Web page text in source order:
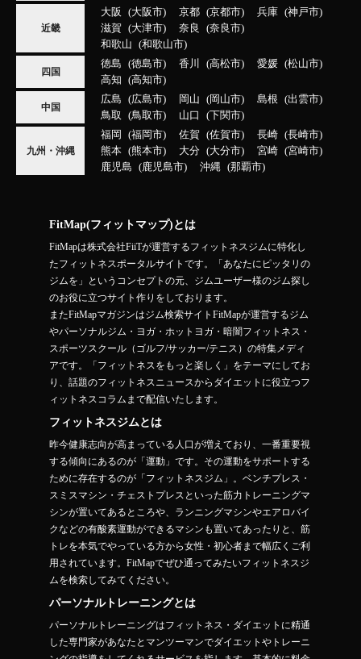
近畿
大阪 大阪市 京都 京都市 兵庫
神戸市
滋賀
大津市 奈良
奈良市
和歌山
和歌山市
四国
徳島 徳島市 香川 高松市 愛媛
松山市
高知
高知市
中国
広島 広島市 岡山 岡山市 島根
出雲市
鳥取
鳥取市 山口 下関市
九州・沖縄
福岡 福岡市 佐賀 佐賀市 長崎
長崎市
熊本
熊本市 大分 大分市 宮崎
宮崎市
鹿児島
鹿児島市 沖縄 那覇市
FitMap(フィットマップ)とは
FitMapは株式会社FiiTが運営するフィットネスジムに特化し
たフィットネスポータルサイトです。「あなたにピッタリの
ジムを」というコンセプトの元、ジムユーザー様のジム探し
のお役に立つサイト作りをしております。
またFitMapマガジンはジム検索サイトFitMapが運営するジム
やパーソナルジム・ヨガ・ホットヨガ・暗闇フィットネス・
スポーツスクール（ゴルフ/サッカー/テニス）の特集メディ
アです。「フィットネスをもっと楽しく」をテーマにしてお
り、話題のフィットネスニュースからダイエットに役立つフ
ィットネスコラムまで配信いたします。
フィットネスジムとは
昨今健康志向が高まっている人口が増えており、一番重要視
する傾向にあるのが「運動」です。その運動をサポートする
ために存在するのが「フィットネスジム」。ベンチプレス・
スミスマシン・チェストプレスといった筋力トレーニングマ
シンが置いてあるところや、ランニングマシンやエアロバイ
クなどの有酸素運動ができるマシンも置いてあったりと、筋
トレを本気でやっている方から女性・初心者まで幅広くご利
用されています。FitMapでぜひ通ってみたいフィットネスジ
ムを検索してみてください。
パーソナルトレーニングとは
パーソナルトレーニングはフィットネス・ダイエットに精通
した専門家があなたとマンツーマンでダイエットやトレーニ